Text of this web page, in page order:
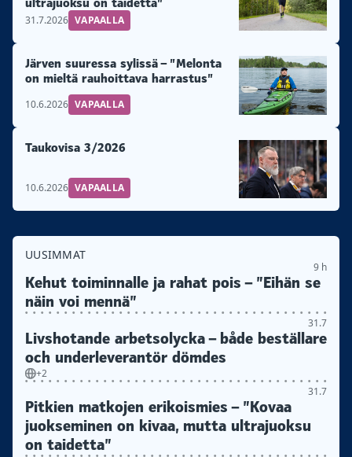
31.7.2026 VAPAALLA
Järven suuressa sylissä – ”Melonta
on mieltä rauhoittava harrastus”
10.6.2026 VAPAALLA
Taukovisa 3/2026
10.6.2026 VAPAALLA
UUSIMMAT
9 h
Kehut toiminnalle ja rahat pois – ”Eihän se
näin voi mennä”
31.7
Livshotande arbetsolycka – både beställare
och underleverantör dömdes
+2
31.7
Pitkien matkojen erikoismies – ”Kovaa
juokseminen on kivaa, mutta ultrajuoksu
on taidetta”